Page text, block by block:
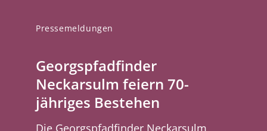
Pressemeldungen
Georgspfadfinder
Neckarsulm feiern 70-
jähriges Bestehen
Die Georgspfadfinder Neckarsulm